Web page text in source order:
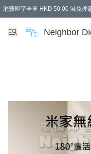
消費即享全單 HKD 50.00 減免優
Neighbor